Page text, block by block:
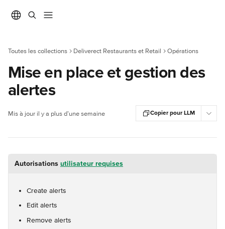
Toutes les collections Deliverect Restaurants et Retail Opérations
Mise en place et gestion des
alertes
Mis à jour il y a plus d’une semaine Copier pour LLM
Autorisations utilisateur requises
Create alerts
Edit alerts
Remove alerts